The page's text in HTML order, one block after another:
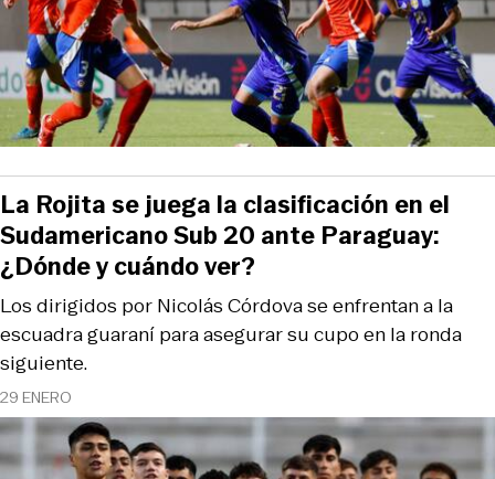
29 ENERO
Los dirigidos por Nicolás Córdova se enfrentan a la
escuadra guaraní para asegurar su cupo en la ronda
siguiente.
La Rojita se juega la clasificación en el
Sudamericano Sub 20 ante Paraguay:
¿Dónde y cuándo ver?